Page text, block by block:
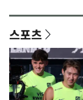
스포츠